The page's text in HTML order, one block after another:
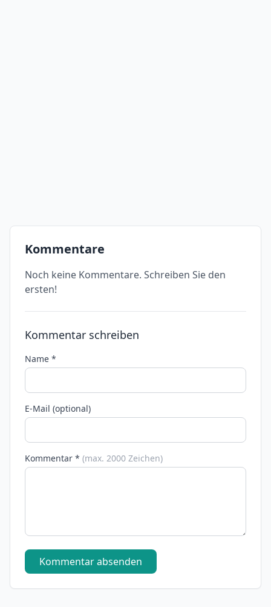
Kommentare
Noch keine Kommentare. Schreiben Sie den
ersten!
Kommentar schreiben
Name *
E-Mail (optional)
Kommentar * (max. 2000 Zeichen)
Kommentar absenden